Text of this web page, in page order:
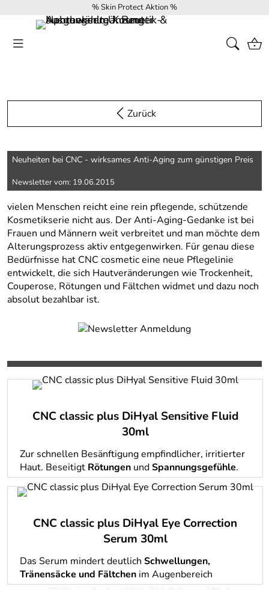
% Skin Protect Aktion %
Zurück
Neuheiten bei CNC - wirksames Anti-Aging zum günstigen Preis
Newsletter vom: 19.06.2015
vielen Menschen reicht eine rein pflegende, schützende
Kosmetikserie nicht aus. Der Anti-Aging-Gedanke ist bei
Frauen und Männern weit verbreitet und man möchte dem
Alterungsprozess aktiv entgegenwirken. Für genau diese
Bedürfnisse hat CNC cosmetic eine neue Pflegelinie
entwickelt, die sich Hautveränderungen wie Trockenheit,
Couperose, Rötungen und Fältchen widmet und dazu noch
absolut bezahlbar ist.
CNC classic plus DiHyal Sensitive Fluid
30ml
Zur schnellen Besänftigung empfindlicher, irritierter
Haut. Beseitigt Rötungen undSpannungsgefühle.
CNC classic plus DiHyal Eye Correction
Serum 30ml
Das Serum mindert deutlich Schwellungen,
Tränensäcke und Fältchen im Augenbereich